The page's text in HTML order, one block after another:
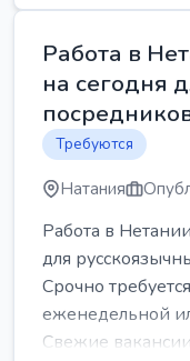
Работа в
на сегодня
Требуются
Натания
Работа в
для
Срочно
еженедельной
Свежие вакансии